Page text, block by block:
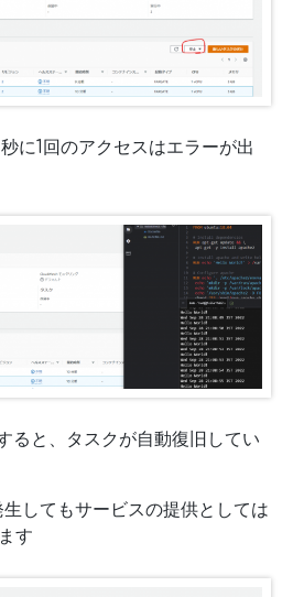
に1回のアクセスはエラーが出
ると、タスクが自動復旧してい
生してもサービスの提供としては
す